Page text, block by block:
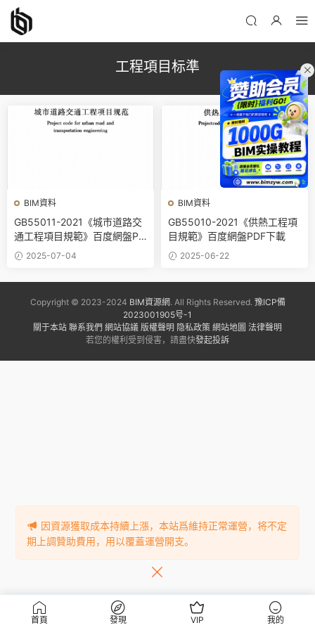
工程項目标準
BIM資料
GB55011-2021《城市道路交
通工程項目規範》百度網盤PD
F電子版下載
2025-07-04
BIM資料
GB55010-2021《供熱工程項
目規範》百度網盤PDF下載
2025-06-22
Copyright © 2023-2024 BIM資源網. All Rights Reserved. 豫ICP備
2023001905号-1
關于本站 聯系我們 網站協議 版權聲明 隐私政策 網站地圖 法律聲明
若您的權利受到侵害，請盡快發起投訴
首頁 發現 VIP 我的
因資源獲取成本持續上漲，本站爲維持正常運營，将不定
期上調贊助費用，用以覆蓋運營開支。